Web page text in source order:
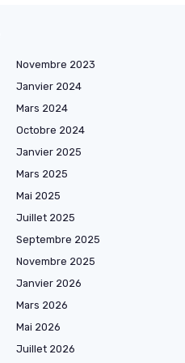
Novembre 2023
Janvier 2024
Mars 2024
Octobre 2024
Janvier 2025
Mars 2025
Mai 2025
Juillet 2025
Septembre 2025
Novembre 2025
Janvier 2026
Mars 2026
Mai 2026
Juillet 2026